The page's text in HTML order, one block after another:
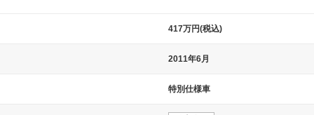
417万円(税込)
2011年6月
特別仕様車